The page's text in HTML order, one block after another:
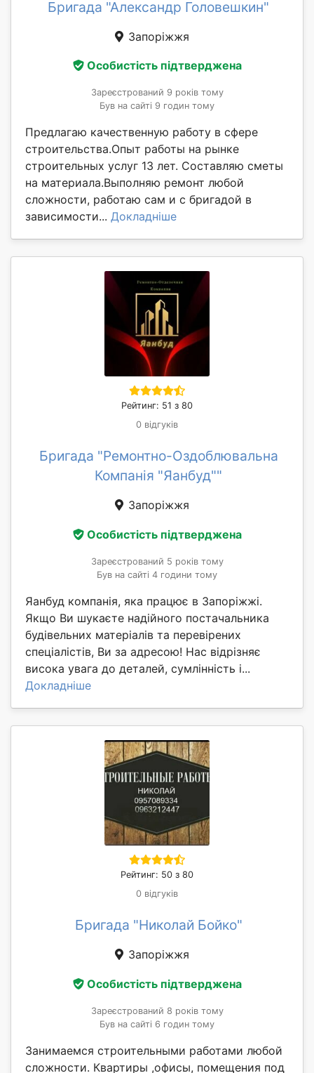
Бригада "Александр Головешкин"
Запоріжжя
Особистість підтверджена
Зареєстрований 9 років тому
Був на сайті 9 годин тому
Предлагаю качественную работу в сфере
строительства.Опыт работы на рынке
строительных услуг 13 лет. Составляю сметы
на материала.Выполняю ремонт любой
сложности, работаю сам и с бригадой в
зависимости... Докладніше
Рейтинг: 51 з 80
0 відгуків
Бригада "Ремонтно-Оздоблювальна
Компанія "Яанбуд""
Запоріжжя
Особистість підтверджена
Зареєстрований 5 років тому
Був на сайті 4 години тому
Яанбуд компанія, яка працює в Запоріжжі.
Якщо Ви шукаєте надійного постачальника
будівельних матеріалів та перевірених
спеціалістів, Ви за адресою! Нас відрізняє
висока увага до деталей, сумлінність і...
Докладніше
Рейтинг: 50 з 80
0 відгуків
Бригада "Николай Бойко"
Запоріжжя
Особистість підтверджена
Зареєстрований 8 років тому
Був на сайті 6 годин тому
Занимаемся строительными работами любой
сложности. Квартиры ,офисы, помещения под